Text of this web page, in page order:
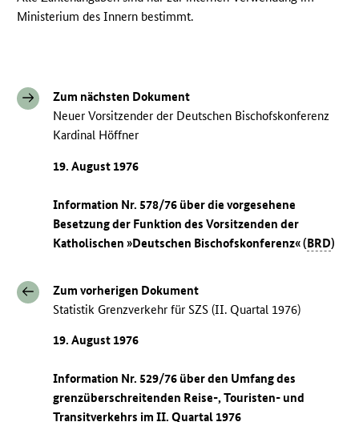
Ministerium des Innern bestimmt.
Zum nächsten Dokument
Neuer Vorsitzender der Deutschen Bischofskonferenz
Kardinal Höffner
19. August 1976
Information Nr. 578/76 über die vorgesehene
Besetzung der Funktion des Vorsitzenden der
Katholischen »Deutschen Bischofskonferenz« (BRD)
Zum vorherigen Dokument
Statistik Grenzverkehr für SZS (II. Quartal 1976)
19. August 1976
Information Nr. 529/76 über den Umfang des
grenzüberschreitenden Reise-, Touristen- und
Transitverkehrs im II. Quartal 1976